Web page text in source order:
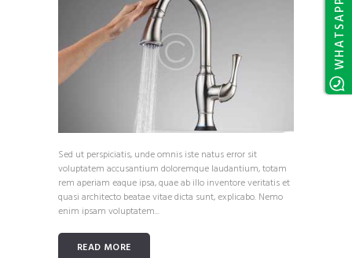
Sed ut perspiciatis, unde omnis iste natus error sit
voluptatem accusantium doloremque laudantium, totam
rem aperiam eaque ipsa, quae ab illo inventore veritatis et
quasi architecto beatae vitae dicta sunt, explicabo. Nemo
enim ipsam voluptatem...
READ MORE